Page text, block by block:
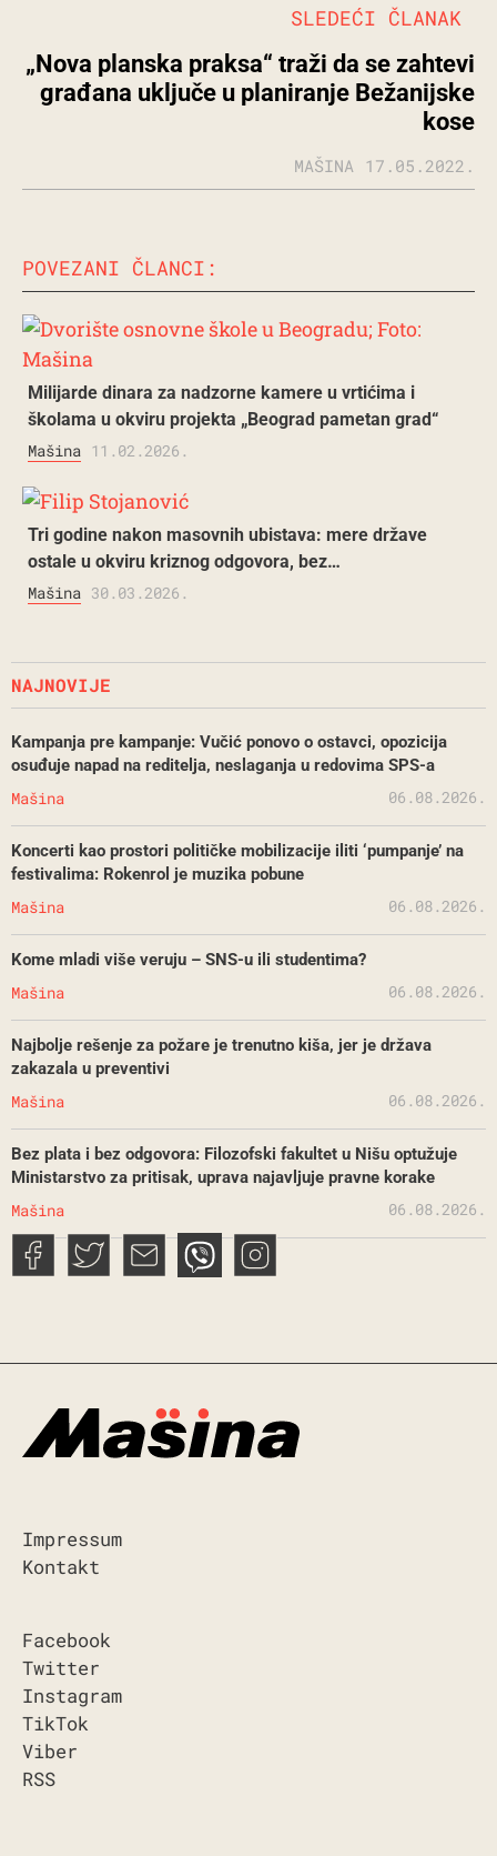
„Nova planska praksa“ traži da se zahtevi
građana uključe u planiranje Bežanijske
kose
SLEDEĆI ČLANAK
MAŠINA 17.05.2022.
POVEZANI ČLANCI:
Milijarde dinara za nadzorne kamere u vrtićima i
školama u okviru projekta „Beograd pametan grad“
Mašina 11.02.2026.
Tri godine nakon masovnih ubistava: mere države
ostale u okviru kriznog odgovora, bez…
Mašina 30.03.2026.
NAJNOVIJE
Kampanja pre kampanje: Vučić ponovo o ostavci, opozicija
osuđuje napad na reditelja, neslaganja u redovima SPS-a
Mašina 06.08.2026.
Koncerti kao prostori političke mobilizacije iliti ‘pumpanje’ na
festivalima: Rokenrol je muzika pobune
Mašina 06.08.2026.
Kome mladi više veruju – SNS-u ili studentima?
Mašina 06.08.2026.
Najbolje rešenje za požare je trenutno kiša, jer je država
zakazala u preventivi
Mašina 06.08.2026.
Bez plata i bez odgovora: Filozofski fakultet u Nišu optužuje
Ministarstvo za pritisak, uprava najavljuje pravne korake
Mašina 06.08.2026.
Impressum
Kontakt
Facebook
Twitter
Instagram
TikTok
Viber
RSS